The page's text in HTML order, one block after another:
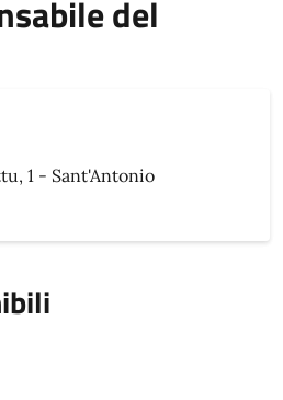
del
1 - Sant'Antonio